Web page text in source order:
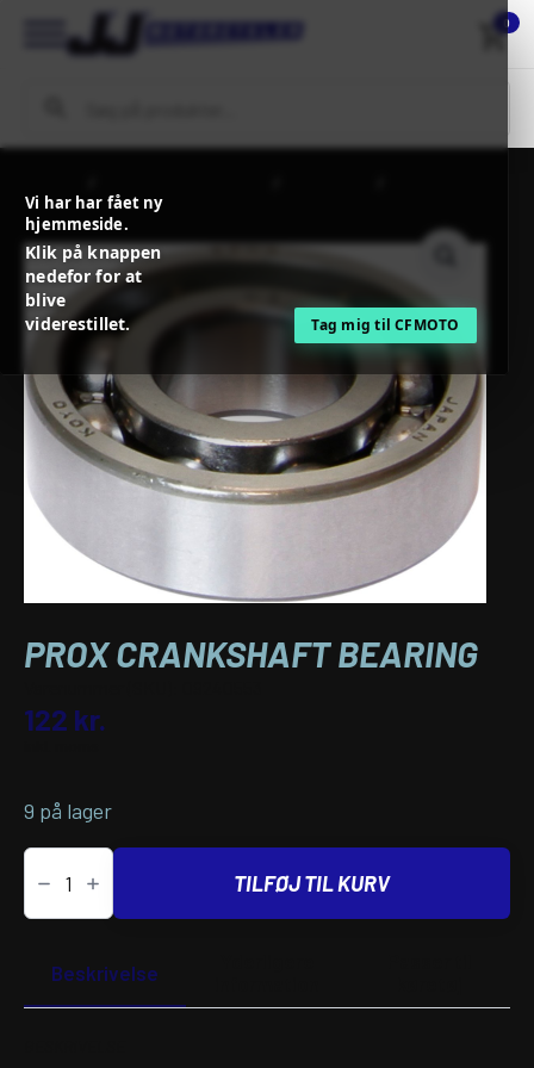
Vi har har fået ny
hjemmeside.
Klik på knappen
nedefor for at
blive
viderestillet.
Tag mig til CFMOTO
0
CRANKSHAFT BEARING
PROX CRANKSHAFT BEARING
122 kr.
9 på lager
PROX
CRANKSHAFT
BEARING
antal
TILFØJ TIL KURV
Beskrivelse